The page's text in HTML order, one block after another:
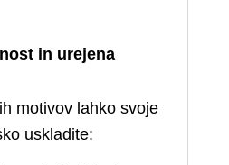
in urejena
motivov lahko svoje
uskladite: